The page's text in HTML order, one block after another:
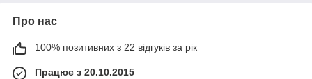
Про нас
100% позитивних з 22 відгуків за рік
Працює з 20.10.2015